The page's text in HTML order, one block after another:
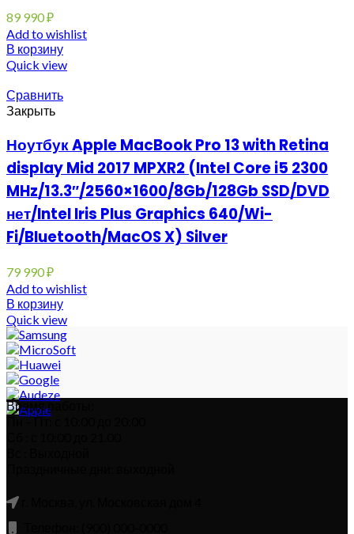
89 990₽
Add to wishlist
В корзину
Quick view
Сравнить
Закрыть
Ноутбук Apple MacBook Pro 13 with Retina
display Mid 2017 MPXR2 (Intel Core i5 2300
MHz/13.3″/2560×1600/8Gb/128Gb SSD/DVD
нет/Intel Iris Plus Graphics 640/Wi-
Fi/Bluetooth/MacOS X) Silver
79 990₽
Add to wishlist
В корзину
Quick view
Время работы:
Пн – Пт: с 10:00 до 20:00